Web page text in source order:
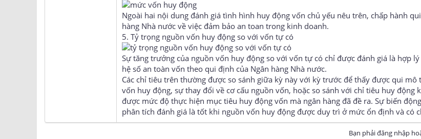
Ngoài hai nội dung đánh giá tình hình huy động vốn chủ yếu nêu trên, chấp hành
hàng Nhà nước về việc đảm bảo an toan trong kinh doanh.
5. Tỷ trọng nguồn vốn huy động so với vốn tự có
Sự tăng trưởng của nguồn vốn huy động so với vốn tự có chỉ được đánh giá là hợp
hệ số an toàn vốn theo qui định của Ngân hàng Nhà nước.
Các chỉ tiêu trên thường được so sánh giữa kỳ này với kỳ trước để thấy được qui mô
vốn huy động, sự thay đổi về cơ cấu nguồn vốn, hoặc so sánh với chỉ tiêu huy động
được mức độ thực hiện mục tiêu huy động vốn mà ngân hàng đã đề ra. Sự biến
phân tích đánh giá là tốt khi nguồn vốn huy động được duy trì ở mức ổn định và có
Bạn phải đăng nhập